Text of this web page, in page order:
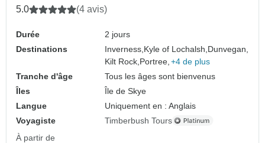
5.0 (4 avis)
Durée
2 jours
Destinations
Inverness, Kyle of Lochalsh, Dunvegan,
Kilt Rock, Portree, +4 de plus
Tranche d'âge
Tous les âges sont bienvenus
Îles
Île de Skye
Langue
Uniquement en : Anglais
Voyagiste
Timberbush Tours
À partir de